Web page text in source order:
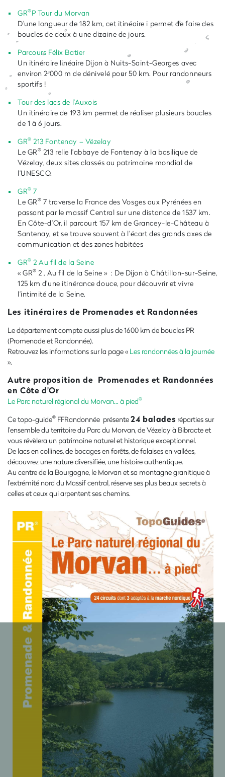
GR®P Tour du Morvan
D’une longueur de 182 km, cet itinéaire i permet de faire des
boucles de deux à une dizaine de jours.
Parcours Félix Batier
Un itinéraire linéaire Dijon à Nuits-Saint-Georges avec
environ 2 000 m de dénivelé pour 50 km. Pour randonneurs
sportifs !
Tour des lacs de l’Auxois
Un itinéraire de 193 km permet de réaliser plusieurs boucles
de 1 à 6 jours.
GR® 213 Fontenay – Vézelay
Le GR® 213 relie l’abbaye de Fontenay à la basilique de
Vézelay, deux sites classés au patrimoine mondial de
l’UNESCO.
GR® 7
Le GR® 7 traverse la France des Vosges aux Pyrénées en
passant par le massif Central sur une distance de 1537 km.
En Côte-d’Or, il parcourt 157 km de Grancey-le-Château à
Santenay, et se trouve souvent à l’écart des grands axes de
communication et des zones habitées
GR® 2 Au fil de la Seine
« GR® 2 , Au fil de la Seine » : De Dijon à Châtillon-sur-Seine,
125 km d’une itinérance douce, pour découvrir et vivre
l’intimité de la Seine.
Les itinéraires de Promenades et Randonnées
Le département compte aussi plus de 1600 km de boucles PR
(Promenade et Randonnée).
Retrouvez les informations sur la page « Les randonnées à la journée
».
Autre proposition de Promenades et Randonnées
en Côte d’Or
Le Parc naturel régional du Morvan… à pied®
Ce topo-guide® FFRandonnée présente24 balades réparties sur
l’ensemble du territoire du Parc du Morvan, de Vézelay à Bibracte et
vous révèlera un patrimoine naturel et historique exceptionnel.
De lacs en collines, de bocages en forêts, de falaises en vallées,
découvrez une nature diversifiée, une histoire authentique.
Au centre de la Bourgogne, le Morvan et sa montagne granitique à
l’extrémité nord du Massif central, réserve ses plus beaux secrets à
celles et ceux qui arpentent ses chemins.